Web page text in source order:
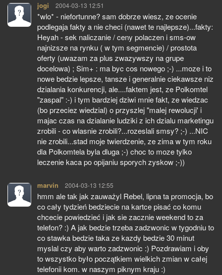
jogi pisze:
2004-03-13 12:51
*wlo* - niefortunne? sam dobrze wiesz, ze ocenie
podlegaja fakty a nie checi (nawet te najlepsze)...fakty:
Heyah - sek naliczanie / ceny polaczen i sms-ow
najnizsze na rynku ( w tym segmencie) / prostota
oferty (uwazam za plus zwazywszy na grupe
docelowa) ; Sim+ : ma byc cos nowego ;-) ...moze i to
nowe bedzie lepsze, tansze i generalnie ciekawsze niz
dzialania konkurencji, ale....faktem jest, ze Polkomtel
"zaspal" :-) i tym bardziej dziwi mnie fakt, ze wiedzac
(bo przeciez wiedzial) o przyszlej "malej rewolucji' i
majac czas na dzialanie ludziki z ich dzialu marketingu
zrobili - co wlasnie zrobili?...rozeslali smsy? ;-) ...NIC
nie zrobili...stad moje twierdzenie, ze zima w tym roku
dla Polkomtela byla dluga ;-) choc to moze tylko
leczenie kaca po opijaniu sporych zyskow ;-))
marvin pisze:
2004-03-13 12:55
hmm ale tak jak zauważyl Rebel, lipna ta promocja, bo
co cały tydzień bedziecie na kartce pisać co komu
chcecie powiedzieć i jak sie zacznie weekend to za
telefon? :) A jak bedzie trzeba zadzwonic w tygodniu to
co stawka bedzie taka ze kazdy bedzie 30 minut
myslal czy aby warto zadzwonic :) Pozdrawiam i oby
to wszystko było początkiem wielkich zmian w całej
telefonii kom. w naszym piknym kraju :)